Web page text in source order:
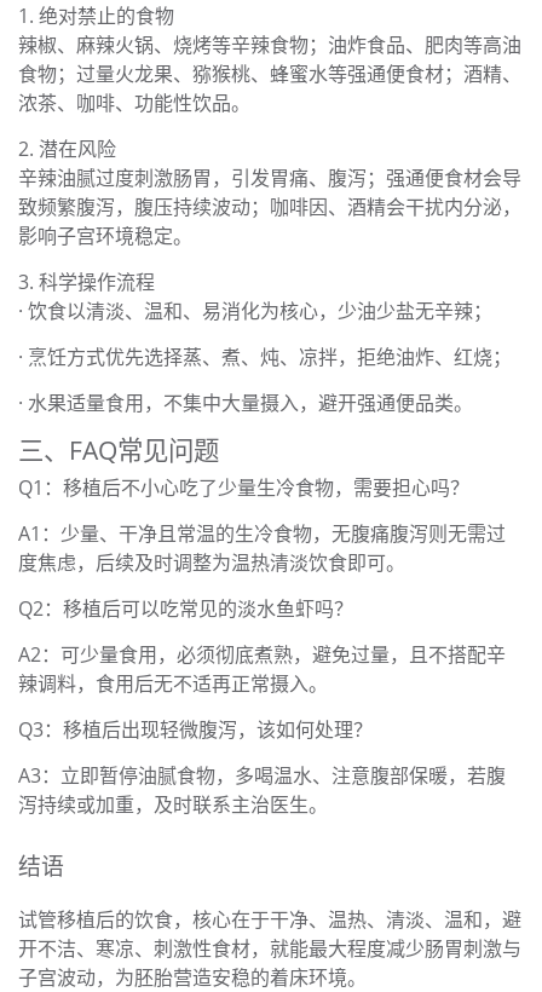
1. 绝对禁止的食物
辣椒、麻辣火锅、烧烤等辛辣食物；油炸食品、肥肉等高油
食物；过量火龙果、猕猴桃、蜂蜜水等强通便食材；酒精、
浓茶、咖啡、功能性饮品。
2. 潜在风险
辛辣油腻过度刺激肠胃，引发胃痛、腹泻；强通便食材会导
致频繁腹泻，腹压持续波动；咖啡因、酒精会干扰内分泌，
影响子宫环境稳定。
3. 科学操作流程
· 饮食以清淡、温和、易消化为核心，少油少盐无辛辣；
· 烹饪方式优先选择蒸、煮、炖、凉拌，拒绝油炸、红烧；
· 水果适量食用，不集中大量摄入，避开强通便品类。
三、FAQ常见问题
Q1：移植后不小心吃了少量生冷食物，需要担心吗？
A1：少量、干净且常温的生冷食物，无腹痛腹泻则无需过
度焦虑，后续及时调整为温热清淡饮食即可。
Q2：移植后可以吃常见的淡水鱼虾吗？
A2：可少量食用，必须彻底煮熟，避免过量，且不搭配辛
辣调料，食用后无不适再正常摄入。
Q3：移植后出现轻微腹泻，该如何处理？
A3：立即暂停油腻食物，多喝温水、注意腹部保暖，若腹
泻持续或加重，及时联系主治医生。
结语
试管移植后的饮食，核心在于干净、温热、清淡、温和，避
开不洁、寒凉、刺激性食材，就能最大程度减少肠胃刺激与
子宫波动，为胚胎营造安稳的着床环境。